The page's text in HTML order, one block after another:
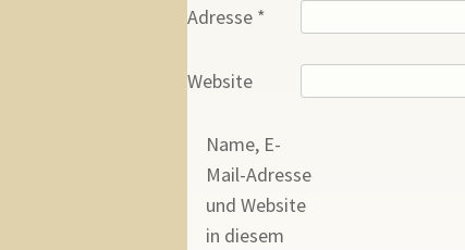
Adresse *
Website
Name, E-
Mail-Adresse
und Website
in diesem